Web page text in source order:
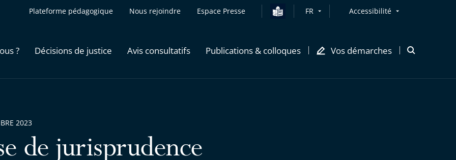
Plateforme pédagogique Nous rejoindre Espace Presse FR Accessibilité
? Décisions de justice Avis consultatifs Publications & colloques Vos démarches
Ouvrir
de jurisprudence
2023